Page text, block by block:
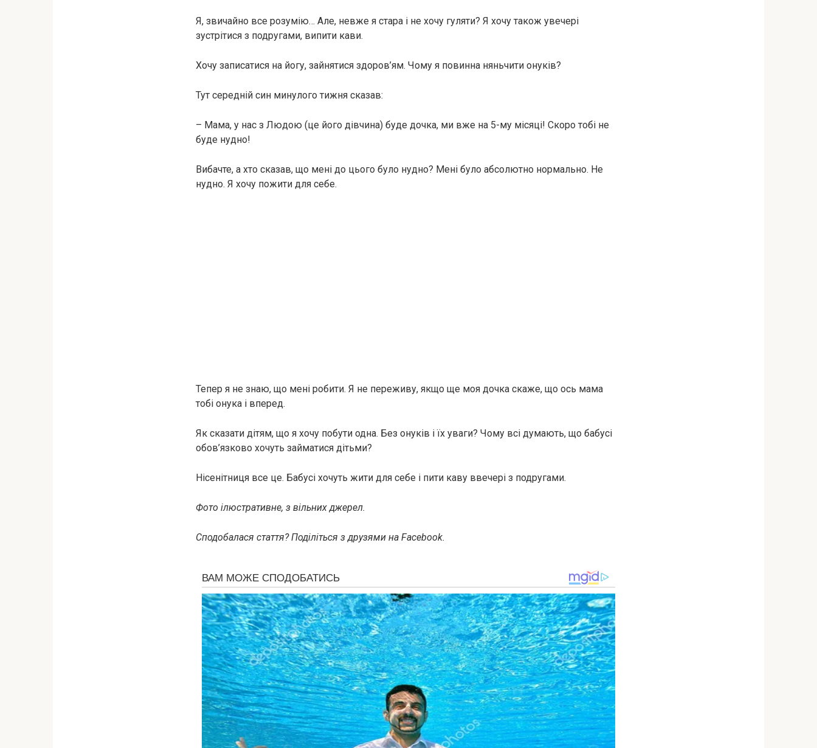
Я, звичайно все розумію… Але, невже я стара і не хочу гуляти? Я хочу також увечері
зустрітися з подругами, випити кави.
Хочу записатися на йогу, зайнятися здоров’ям. Чому я повинна няньчити онуків?
Тут середній син минулого тижня сказав:
– Мама, у нас з Людою (це його дівчина) буде дочка, ми вже на 5-му місяці! Скоро тобі не
буде нудно!
Вибачте, а хто сказав, що мені до цього було нудно? Мені було абсолютно нормально. Не
нудно. Я хочу пожити для себе.
Тепер я не знаю, що мені робити. Я не переживу, якщо ще моя дочка скаже, що ось мама
тобі онука і вперед.
Як сказати дітям, що я хочу побути одна. Без онуків і їх уваги? Чому всі думають, що бабусі
обов’язково хочуть займатися дітьми?
Нісенітниця все це. Бабусі хочуть жити для себе і пити каву ввечері з подругами.
Фото ілюстративне, з вільних джерел.
Сподобалася стаття? Поділіться з друзями на Facebook.